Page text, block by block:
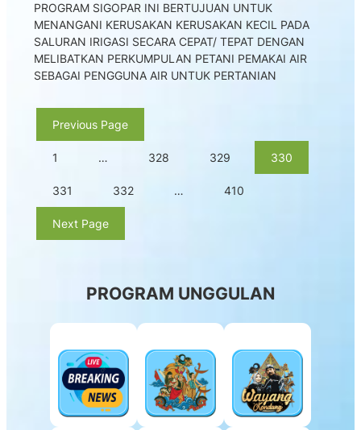
PROGRAM SIGOPAR INI BERTUJUAN UNTUK
MENANGANI KERUSAKAN KERUSAKAN KECIL PADA
SALURAN IRIGASI SECARA CEPAT/ TEPAT DENGAN
MELIBATKAN PERKUMPULAN PETANI PEMAKAI AIR
SEBAGAI PENGGUNA AIR UNTUK PERTANIAN
Previous Page
1 … 328 329 330
331 332 … 410
Next Page
PROGRAM UNGGULAN